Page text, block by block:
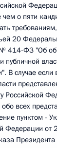
о пяти
требованиям,
20
№ 414-ФЗ "Об
публичной
В случае
Российской
всех
пунктом -
Федерации
Президента